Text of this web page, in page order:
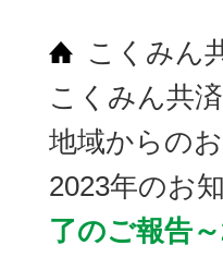
こくみん
こくみん共
地域からの
2023年のお
了のご報告